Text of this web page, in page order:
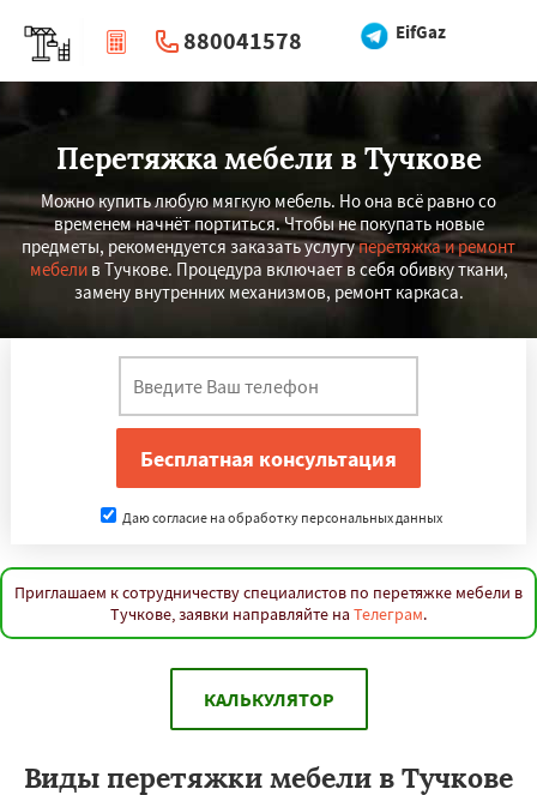
EifGaz
880041578
| Перезвоните мне
Перетяжка мебели в Тучкове
Можно купить любую мягкую мебель. Но она всё равно со
временем начнёт портиться. Чтобы не покупать новые
предметы, рекомендуется заказать услугуперетяжка и ремонт
мебелив Тучкове. Процедура включает в себя обивку ткани,
замену внутренних механизмов, ремонт каркаса.
Даю согласие на обработку персональных данных
Приглашаем к сотрудничеству специалистов по перетяжке мебели в
Тучкове, заявки направляйте на Телеграм.
КАЛЬКУЛЯТОР
Виды перетяжки мебели в Тучкове